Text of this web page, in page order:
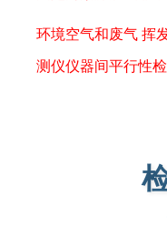
环境空气和废气 挥
测仪仪器间平行性